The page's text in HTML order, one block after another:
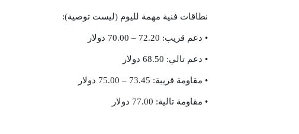
نطاقات فنية مهمة لليوم (ليست توصية):
• دعم قريب: 72.20 – 70.00 دولار
• دعم تالي: 68.50 دولار
• مقاومة قريبة: 73.45 – 75.00 دولار
• مقاومة تالية: 77.00 دولار